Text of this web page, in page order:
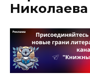
Николаева